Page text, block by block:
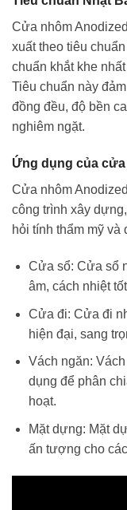
Cửa nhôm
xuất theo tiêu
chuẩn khắt khe
Tiêu chuẩn này
đồng đều, độ bền
nghiêm ngặt.
Ứng dụng của
Cửa nhôm
công trình xây
hỏi tính thẩm mỹ và
Cửa sổ: Cửa sổ
âm, cách nhiệt
Cửa đi: Cửa đi
hiện đại, sang
Vách ngăn:
dụng để phân
hoạt.
Mặt dựng: Mặt
ấn tượng cho